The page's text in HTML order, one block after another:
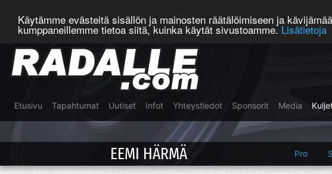
Käytämme evästeitä sisällön ja mainosten räätälöimiseen ja
kumppaneillemme tietoa siitä, kuinka käytät sivustoamme. Lisätietoja
Etusivu Tapahtumat Uutiset Infot Yhteystiedot Sponsorit Media
EEMI HÄRMÄ Pro